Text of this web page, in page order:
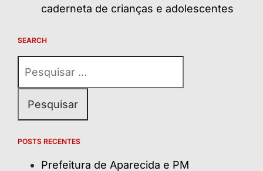
caderneta de crianças e adolescentes
SEARCH
por:
POSTS RECENTES
Prefeitura de Aparecida e PM